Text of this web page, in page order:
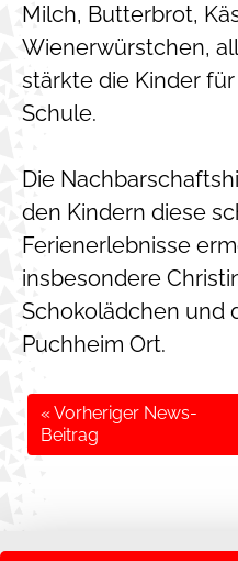
Milch, Butterbrot,
Wienerwürstchen,
stärkte die Kinder
Schule.
Die
den Kindern diese
Ferienerlebnisse
insbesondere
Schokolädchen und
Puchheim Ort.
« Vorheriger News-
Beitrag